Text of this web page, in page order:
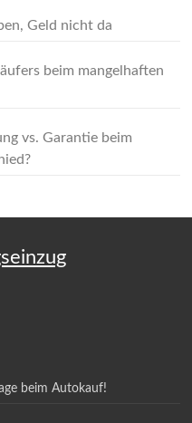
Geld nicht da
beim mangelhaften
vs. Garantie beim
beim Autokauf!